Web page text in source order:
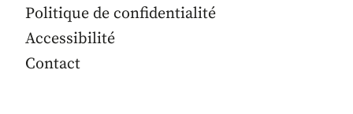
Politique de confidentialité
Accessibilité
Contact